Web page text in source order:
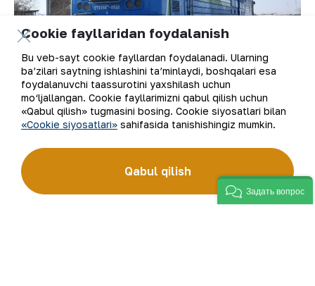
Cookie fayllaridan foydalanish
Bu veb-sayt cookie fayllardan foydalanadi. Ularning
ba’zilari saytning ishlashini ta’minlaydi, boshqalari esa
foydalanuvchi taassurotini yaxshilash uchun
mo‘ljallangan. Cookie fayllarimizni qabul qilish uchun
«Qabul qilish» tugmasini bosing. Cookie siyosatlari bilan
«Cookie siyosatlari» sahifasida tanishishingiz mumkin.
Qabul qilish
Задать вопрос